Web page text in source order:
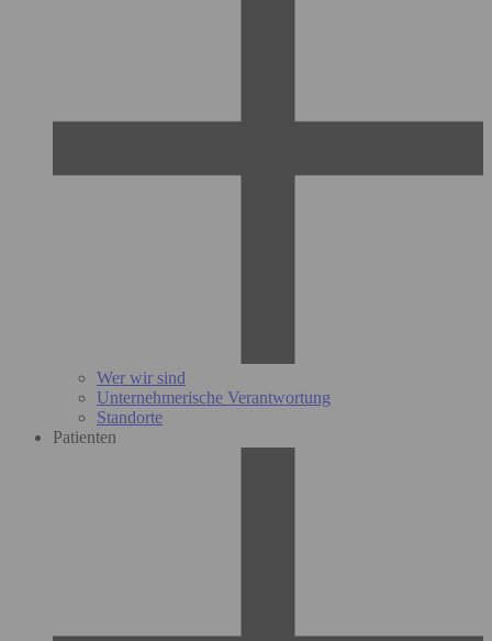
Wer wir sind
Unternehmerische Verantwortung
Standorte
Patienten